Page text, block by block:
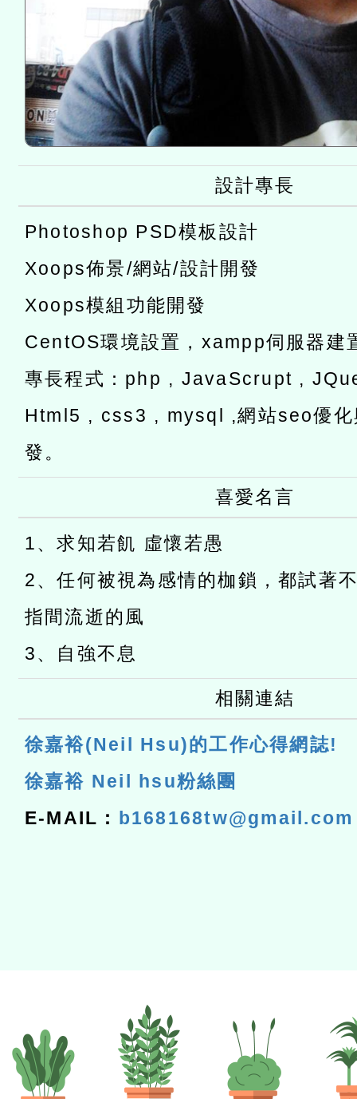
設計專長
Photoshop PSD模板設計
Xoops佈景/網站/設計開發
Xoops模組功能開發
CentOS環境設置，xampp伺服器建
專長程式：php , JavaScrupt ,
Html5 , css3 , mysql ,網站seo優化
發。
喜愛名言
1、求知若飢 虛懷若愚
2、任何被視為感情的枷鎖，都試著
指間流逝的風
3、自強不息
相關連結
徐嘉裕(Neil Hsu)的工作心得網誌!
徐嘉裕 Neil hsu粉絲團
E-MAIL： b168168tw@gmail.com